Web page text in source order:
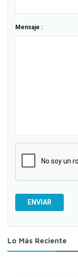
Mensaje :
ENVIAR
Lo Más Reciente